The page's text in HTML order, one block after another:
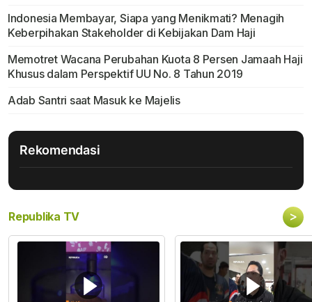
Indonesia Membayar, Siapa yang Menikmati? Menagih
Keberpihakan Stakeholder di Kebijakan Dam Haji
Memotret Wacana Perubahan Kuota 8 Persen Jamaah Haji
Khusus dalam Perspektif UU No. 8 Tahun 2019
Adab Santri saat Masuk ke Majelis
Rekomendasi
Republika TV >